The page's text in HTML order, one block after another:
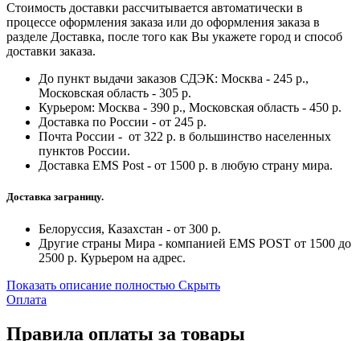
Стоимость доставки рассчитывается автоматически в
процессе оформления заказа или до оформления заказа в
разделе Доставка, после того как Вы укажете город и способ
доставки заказа.
До пункт выдачи заказов СДЭК: Москва - 245 р.,
Московская область - 305 р.
Курьером: Москва - 390 р., Московская область - 450 р.
Доставка по России - от 245 р.
Почта России - от 322 р. в большинство населенных
пунктов России.
Доставка EMS Post - от 1500 р. в любую страну мира.
Доставка заграницу.
Белоруссия, Казахстан - от 300 р.
Другие страны Мира - компанией EMS POST от 1500 до
2500 р. Курьером на адрес.
Показать описание полностью Скрыть
Оплата
Правила оплаты за товары